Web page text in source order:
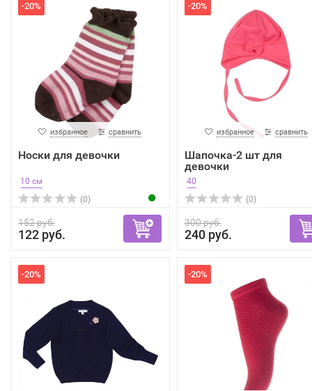
-20%
избранное сравнить
Носки для девочки
10 см
(0)
152 руб.
122 руб.
-20%
избранное сравнить
Шапочка-2 шт для
девочки
40
(0)
300 руб.
240 руб.
-20% -20%